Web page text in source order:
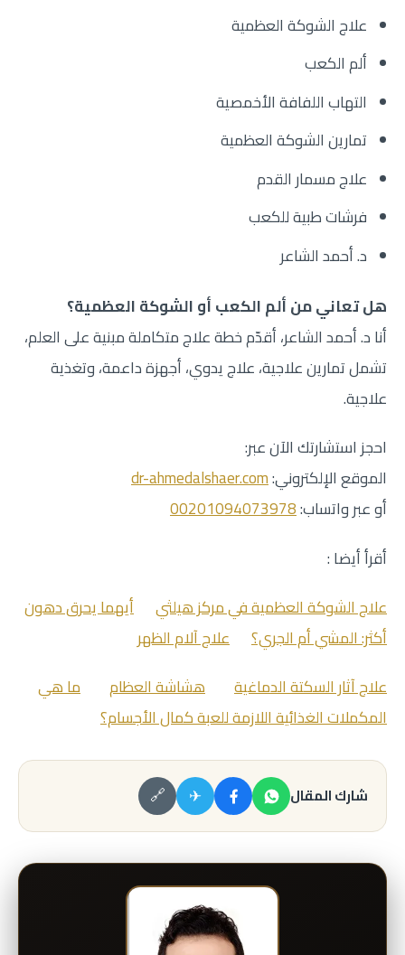
علاج الشوكة العظمية
ألم الكعب
التهاب اللفافة الأخمصية
تمارين الشوكة العظمية
علاج مسمار القدم
فرشات طبية للكعب
د. أحمد الشاعر
هل تعاني من ألم الكعب أو الشوكة العظمية؟
أنا د. أحمد الشاعر، أقدّم خطة علاج متكاملة مبنية على العلم،
تشمل تمارين علاجية، علاج يدوي، أجهزة داعمة، وتغذية
علاجية.
احجز استشارتك الآن عبر:
الموقع الإلكتروني:dr-ahmedalshaer.com
أو عبر واتساب:00201094073978
أقرأ أيضا :
علاج الشوكة العظمية في مركز هيلثي
أيهما يحرق دهون
أكثر: المشي أم الجري؟
علاج آلام الظهر
علاج آثار السكتة الدماغية
هشاشة العظام
ما هي
المكملات الغذائية اللازمة للعبة كمال الأجسام؟
شارك المقال ✈
🔗